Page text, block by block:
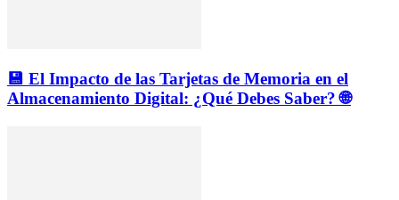
💾 El Impacto de las Tarjetas de Memoria en el
Almacenamiento Digital: ¿Qué Debes Saber? 🌐